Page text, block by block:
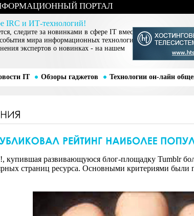
ПОРТАЛ
IRC и ИТ-технологий!
следите за новинками в сфере IT вместе
мира информационных технологий,
экспертов о новинках - на нашем
IT Обзоры гаджетов Технологии он-лайн
купившая развивающуюся блог-площадку Tumblr
страниц ресурса. Основными критериями были